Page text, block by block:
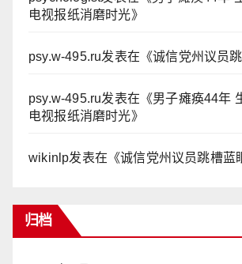
电视报纸消磨时光》
psy.w-495.ru发表在《诚信党州议员
psy.w-495.ru发表在《男子瘫痪44年
电视报纸消磨时光》
wikinlp发表在《诚信党州议员跳槽蓝
归档